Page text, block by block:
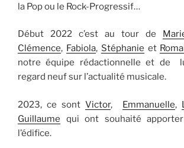
la Pop ou le Rock-Progressif…
Début 2022 c’est au tour de
Clémence, Fabiola, Stéphanie et
notre équipe rédactionnelle et de
regard neuf sur l’actualité musicale.
2023, ce sontVictor, Emmanuelle,
Guillaume qui ont souhaité
l’édifice.